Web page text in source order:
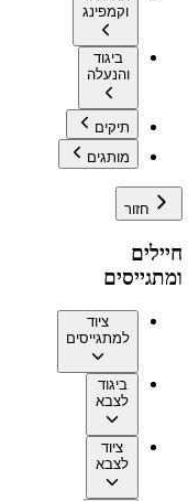
וקמפינג
ביגוד
והנעלה
תיקים
מותגים
חזור
חיילים
ומתגייסים
ציוד
למתגייסים
ביגוד
לצבא
ציוד
לצבא